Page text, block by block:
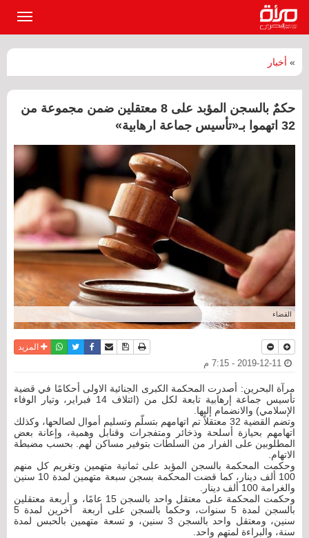
» أخبار
حكمٌ بالسجن المؤبد على 8 معتقلين ضمن مجموعة من
32 اتهموا بـ«تأسيس جماعة ارهابية»
القضاء
نسخة للطباعة
حفظ الموضوع
أرسل الى صديق
فيسبوكتويترواتسابالمزيد
مرآة البحرين: أصدرت المحكمة الكبرى الجنائية الاولى أحكامًا في قضية
تأسيس جماعة إرهابية تابعة لكل من (ائتلاف 14 فبراير، وتيار الوفاء
الإسلامي) والانضمام إليها.
وتضم القضية 32 معتقلاً تم اتهامهم بتسلّم وتسليم أموال لصالحها، وكذلك
اتهامهم بحيازة أسلحة وذخائر ومتفجرات وقنابل وهمية، وإعانة بعض
المطلوبين على الفرار من السلطات بتوفير مساكن لهم. بحسب مضبطة
الاتهام.
وحكمت المحكمة بالسجن المؤبد على ثمانية متهمين وتغريم كل منهم
100 ألف دينار، كما قضت المحكمة بسجن سبعة متهمين لمدة 10 سنين
والغرامة 100 ألف دينار.
وحكمت المحكمة على معتقل واحد بالسجن 15 عامًا، و أربعة معتقلين
بالسجن لمدة 5 سنوات، وحكما بالسجن على أربعة آخرين لمدة 5
سنين، ومعتقل واحد بالسجن 3 سنين، و تسعة متهمين بالحبس لمدة
سنة، والبراءة لمتهم واحد.